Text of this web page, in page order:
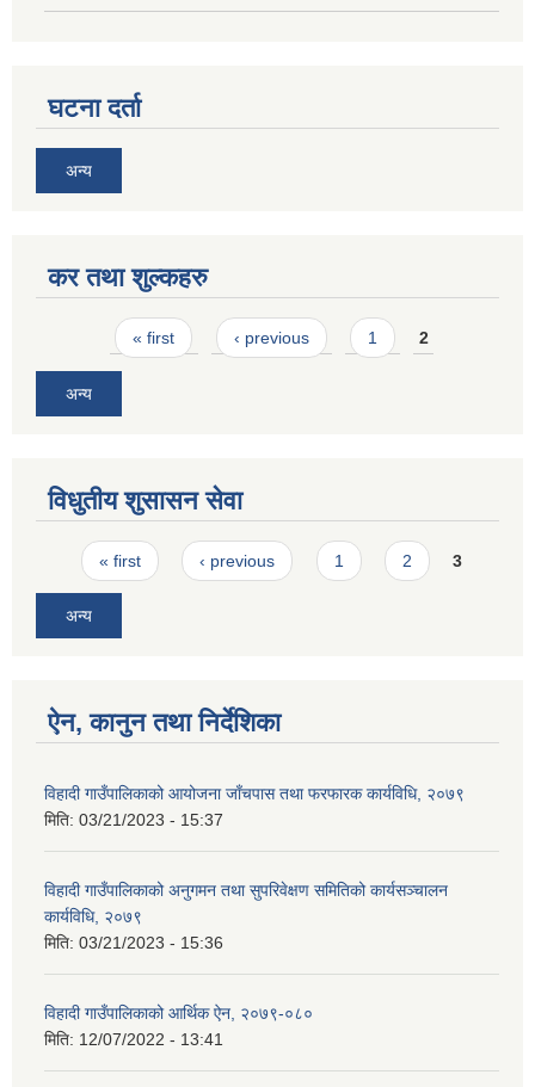
घटना दर्ता
अन्य
कर तथा शुल्कहरु
Pages« first ‹ previous 1 2
अन्य
विधुतीय शुसासन सेवा
Pages
« first ‹ previous 1 2 3
अन्य
ऐन, कानुन तथा निर्देशिका
विहादी गाउँपालिकाको आयोजना जाँचपास तथा फरफारक कार्यविधि, २०७९
मिति: 03/21/2023 - 15:37
विहादी गाउँपालिकाको अनुगमन तथा सुपरिवेक्षण समितिको कार्यसञ्चालन
कार्यविधि, २०७९
मिति: 03/21/2023 - 15:36
विहादी गाउँपालिकाको आर्थिक ऐन, २०७९-०८०
मिति: 12/07/2022 - 13:41